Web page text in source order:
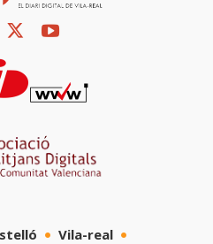
Vila-real